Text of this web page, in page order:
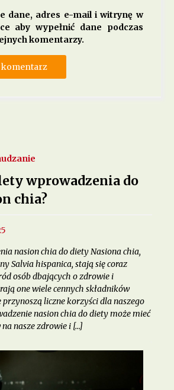
dane, adres e-mail i witrynę w
aby wypełnić dane podczas
komentarzy.
wprowadzenia do
chia?
nasion chia do diety Nasiona chia,
Salvia hispanica, stają się coraz
osób dbających o zdrowie i
one wiele cennych składników
liczne korzyści dla naszego
nasion chia do diety może mieć
nasze zdrowie i […]